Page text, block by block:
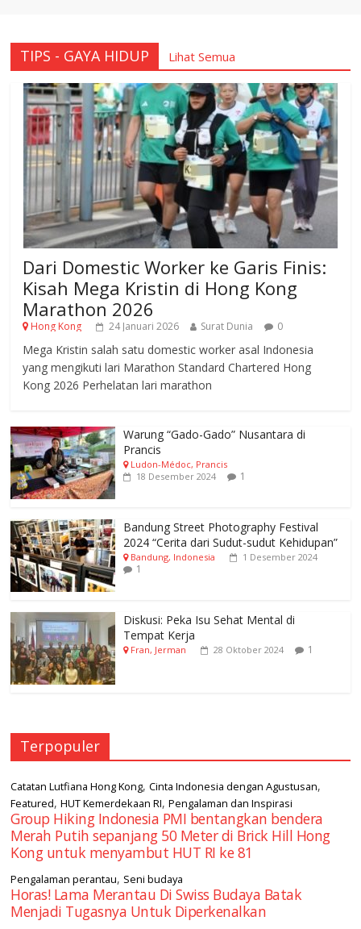
TIPS - GAYA HIDUP Lihat Semua
Dari Domestic Worker ke Garis Finis:
Kisah Mega Kristin di Hong Kong
Marathon 2026
Hong Kong 24 Januari 2026 Surat Dunia 0
Mega Kristin salah satu domestic worker asal Indonesia
yang mengikuti lari Marathon Standard Chartered Hong
Kong 2026 Perhelatan lari marathon
Warung “Gado-Gado” Nusantara di
Prancis
Ludon-Médoc, Prancis
18 Desember 2024
1
Bandung Street Photography Festival
2024 “Cerita dari Sudut-sudut Kehidupan”
Bandung, Indonesia 1 Desember 2024
1
Diskusi: Peka Isu Sehat Mental di
Tempat Kerja
Fran, Jerman 28 Oktober 2024 1
Terpopuler
Catatan Lutfiana Hong Kong,Cinta Indonesia dengan Agustusan,
Featured,HUT Kemerdekaan RI,Pengalaman dan Inspirasi
Group Hiking Indonesia PMI bentangkan bendera
Merah Putih sepanjang 50 Meter di Brick Hill Hong
Kong untuk menyambut HUT RI ke 81
Pengalaman perantau, Seni budaya
Horas! Lama Merantau Di Swiss Budaya Batak
Menjadi Tugasnya Untuk Diperkenalkan